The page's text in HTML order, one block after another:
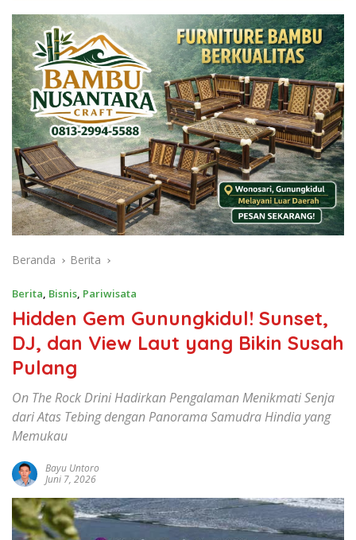
Beranda Berita
Berita, Bisnis, Pariwisata
Hidden Gem Gunungkidul! Sunset,
DJ, dan View Laut yang Bikin Susah
Pulang
On The Rock Drini Hadirkan Pengalaman Menikmati Senja
dari Atas Tebing dengan Panorama Samudra Hindia yang
Memukau
Bayu Untoro
Juni 7, 2026